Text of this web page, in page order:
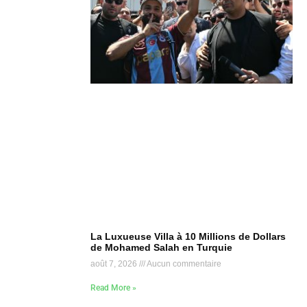
La Luxueuse Villa à 10 Millions de Dollars
de Mohamed Salah en Turquie
août 7, 2026 Aucun commentaire
Read More »